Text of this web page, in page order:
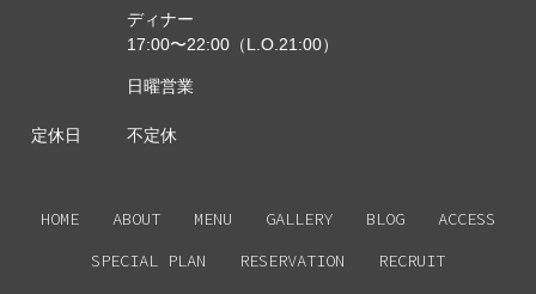
ディナー
17:00〜22:00（L.O.21:00）
日曜営業
定休日 不定休
HOME ABOUT MENU GALLERY BLOG
ACCESS
SPECIAL PLAN
RESERVATION RECRUIT